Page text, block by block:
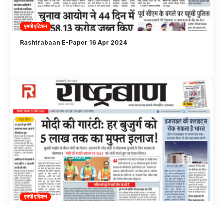
एमपी एडिशन
Rashtrabaan E-Paper 16 Apr 2024
एमपी एडिशन